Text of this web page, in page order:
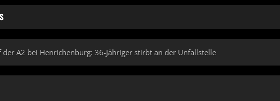
A2 bei Henrichenburg: 36-Jähriger stirbt an der Unfallstelle